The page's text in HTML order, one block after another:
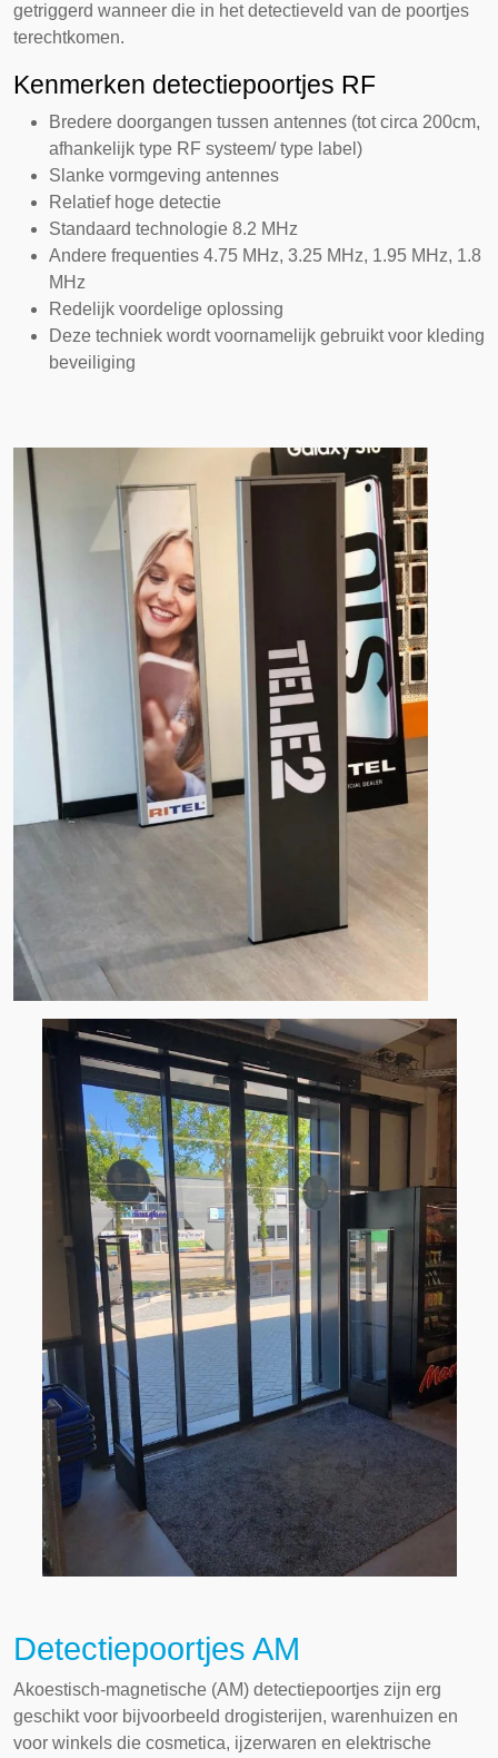
getriggerd wanneer die in het detectieveld van de poortjes
terechtkomen.
Kenmerken detectiepoortjes RF
Bredere doorgangen tussen antennes (tot circa 200cm,
afhankelijk type RF systeem/ type label)
Slanke vormgeving antennes
Relatief hoge detectie
Standaard technologie 8.2 MHz
Andere frequenties 4.75 MHz, 3.25 MHz, 1.95 MHz, 1.8
MHz
Redelijk voordelige oplossing
Deze techniek wordt voornamelijk gebruikt voor kleding
beveiliging
Detectiepoortjes AM
Akoestisch-magnetische (AM) detectiepoortjes zijn erg
geschikt voor bijvoorbeeld drogisterijen, warenhuizen en
voor winkels die cosmetica, ijzerwaren en elektrische